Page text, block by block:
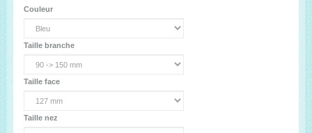
Couleur
Taille branche
Taille face
Taille nez